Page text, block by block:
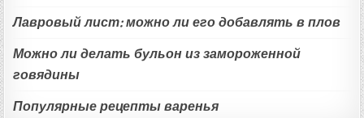
Лавровый лист: можно ли его добавлять в плов
Можно ли делать бульон из замороженной
говядины
Популярные рецепты варенья